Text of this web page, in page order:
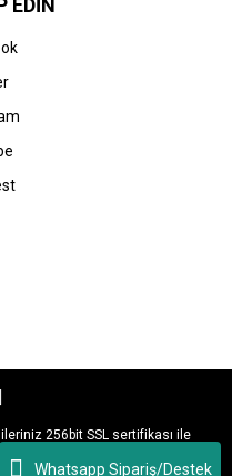
Whatsapp Sipariş/Destek
Advance C3330i Yazıcı (C-
EDİN
256bit SSL sertifikası ile